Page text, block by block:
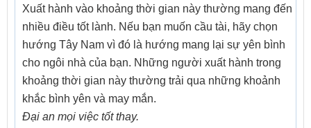
Xuất hành vào khoảng thời gian này thường mang đến
nhiều điều tốt lành. Nếu bạn muốn cầu tài, hãy chọn
hướng Tây Nam vì đó là hướng mang lại sự yên bình
cho ngôi nhà của bạn. Những người xuất hành trong
khoảng thời gian này thường trải qua những khoảnh
khắc bình yên và may mắn.
Đại an mọi việc tốt thay.